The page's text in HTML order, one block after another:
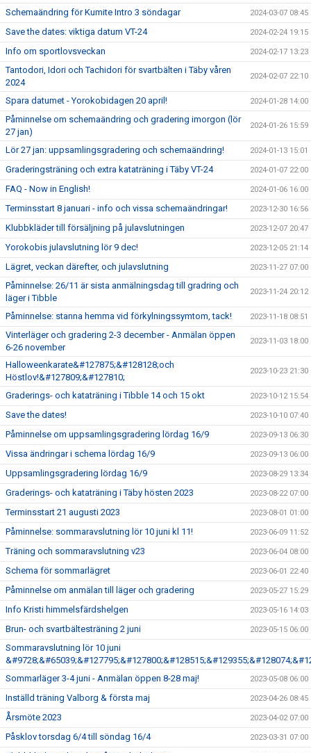
Schemaändring för Kumite Intro 3 söndagar 2024-03-07 08:45
Save the dates: viktiga datum VT-24 2024-02-24 19:15
Info om sportlovsveckan 2024-02-17 13:23
Tantodori, Idori och Tachidori för svartbälten i Täby våren
2024
2024-02-07 22:10
Spara datumet - Yorokobidagen 20 april! 2024-01-28 14:00
Påminnelse om schemaändring och gradering imorgon (lör
27 jan)
2024-01-26 15:59
Lör 27 jan: uppsamlingsgradering och schemaändring! 2024-01-13 15:01
Graderingsträning och extra kataträning i Täby VT-24 2024-01-07 22:00
FAQ - Now in English! 2024-01-06 16:00
Terminsstart 8 januari - info och vissa schemaändringar! 2023-12-30 16:56
Klubbkläder till försäljning på julavslutningen 2023-12-07 20:47
Yorokobis julavslutning lör 9 dec! 2023-12-05 21:14
Lägret, veckan därefter, och julavslutning 2023-11-27 07:00
Påminnelse: 26/11 är sista anmälningsdag till gradring och
läger i Tibble
2023-11-24 20:12
Påminnelse: stanna hemma vid förkylningssymtom, tack! 2023-11-18 08:51
Vinterläger och gradering 2-3 december - Anmälan öppen
6-26 november
2023-11-03 18:00
Halloweenkarate&#127875;&#128128;och
Höstlov!&#127809;&#127810;
2023-10-23 21:30
Graderings- och kataträning i Tibble 14 och 15 okt 2023-10-12 15:54
Save the dates! 2023-10-10 07:40
Påminnelse om uppsamlingsgradering lördag 16/9 2023-09-13 06:30
Vissa ändringar i schema lördag 16/9 2023-09-13 06:00
Uppsamlingsgradering lördag 16/9 2023-08-29 13:34
Graderings- och kataträning i Täby hösten 2023 2023-08-22 07:00
Terminsstart 21 augusti 2023 2023-08-01 01:00
Påminnelse: sommaravslutning lör 10 juni kl 11! 2023-06-09 11:52
Träning och sommaravslutning v23 2023-06-04 08:00
Schema för sommarlägret 2023-06-01 22:40
Påminnelse om anmälan till läger och gradering 2023-05-27 15:29
Info Kristi himmelsfärdshelgen 2023-05-16 14:03
Brun- och svartbältesträning 2 juni 2023-05-15 06:00
Sommaravslutning lör 10 juni
Sommarläger 3-4 juni - Anmälan öppen 8-28 maj!
2023-05-08 06:00
Inställd träning Valborg & första maj 2023-04-26 08:45
Årsmöte 2023 2023-04-02 07:00
Påsklov torsdag 6/4 till söndag 16/4 2023-03-31 07:00